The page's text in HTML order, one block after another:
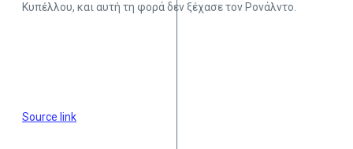
Κυπέλλου, και αυτή τη φορά δεν ξέχασε τον Ρονάλντο.
Source link